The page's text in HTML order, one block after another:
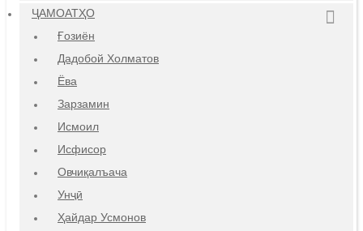
ҶАМОАТҲО
Ғозиён
Дадобой Холматов
Ёва
Зарзамин
Исмоил
Исфисор
Овчиқалъача
Унҷӣ
Ҳайдар Усмонов